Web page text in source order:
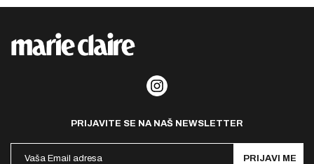
PRIJAVITE SE NA NAŠ NEWSLETTER
PRIJAVI ME